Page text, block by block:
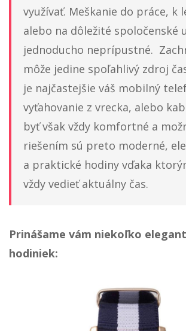
využívať. Meškanie do práce, k
alebo na dôležité spoločenské
jednoducho neprípustné.
môže jedine spoľahlivý zdroj
je najčastejšie váš mobilný
vyťahovanie z vrecka, alebo
byť však vždy komfortné a
riešením sú preto moderné,
a praktické hodiny vďaka
vždy vedieť aktuálny čas.
Prinášame vám niekoľko
hodiniek: